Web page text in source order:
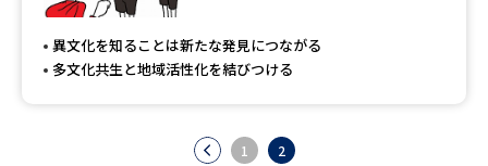
異文化を知ることは新たな発見につながる
多文化共生と地域活性化を結びつける
1 2